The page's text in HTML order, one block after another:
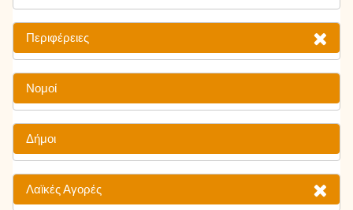
Περιφέρειες
Νομοί
Δήμοι
Λαϊκές Αγορές